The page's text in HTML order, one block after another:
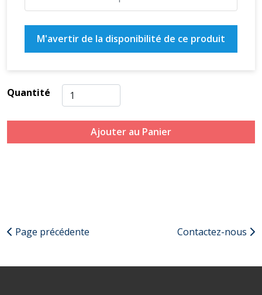
M'avertir de la disponibilité de ce produit
Quantité
Ajouter au Panier
Page précédente Contactez-nous